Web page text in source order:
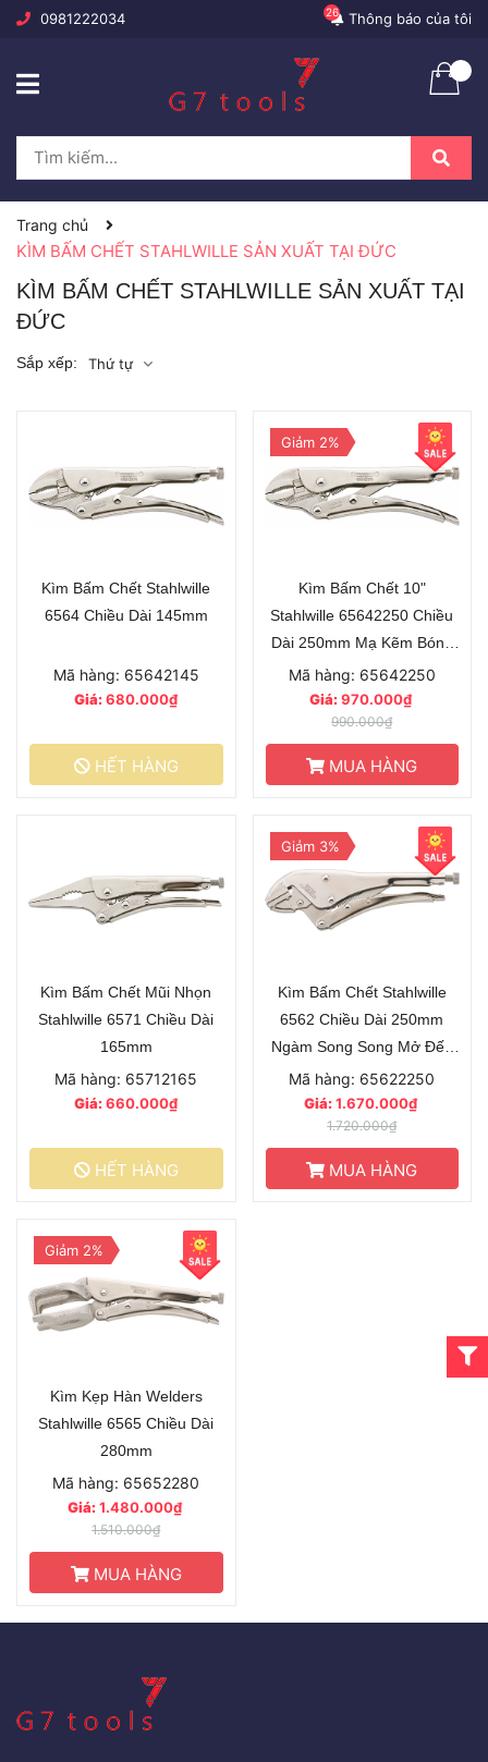
0981222034 Thông báo của tôi
26
Trang chủ
KÌM BẤM CHẾT STAHLWILLE SẢN XUẤT TẠI ĐỨC
KÌM BẤM CHẾT STAHLWILLE SẢN XUẤT TẠI
ĐỨC
Sắp xếp: Thứ tự
Kìm Bấm Chết Stahlwille
6564 Chiều Dài 145mm
Mã hàng: 65642145
Giá:680.000₫
HẾT HÀNG
Giảm 2%
Kìm Bấm Chết 10"
Stahlwille 65642250 Chiều
Dài 250mm Mạ Kẽm Bóng
Sáng
Mã hàng: 65642250
Giá:970.000₫
990.000₫
MUA HÀNG
Kìm Bấm Chết Mũi Nhọn
Stahlwille 6571 Chiều Dài
165mm
Mã hàng: 65712165
Giá:660.000₫
HẾT HÀNG
Giảm 3%
Kìm Bấm Chết Stahlwille
6562 Chiều Dài 250mm
Ngàm Song Song Mở Đến
50mm
Mã hàng: 65622250
Giá:1.670.000₫
1.720.000₫
MUA HÀNG
Giảm 2%
Kìm Kẹp Hàn Welders
Stahlwille 6565 Chiều Dài
280mm
Mã hàng: 65652280
Giá:1.480.000₫
1.510.000₫
MUA HÀNG